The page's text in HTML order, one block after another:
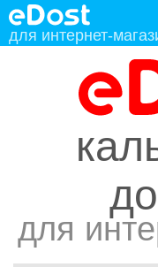
для интернет-
для